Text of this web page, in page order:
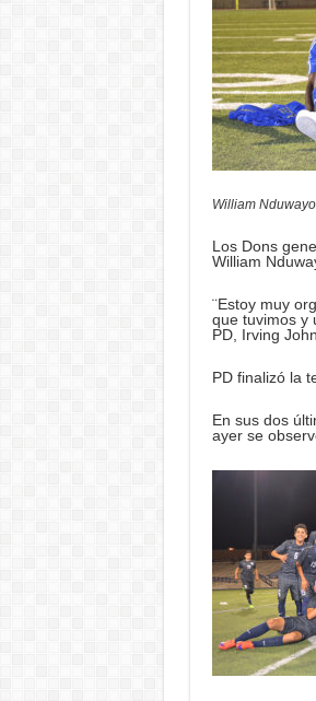
William Nduwayo
Los Dons
William
¨Estoy muy
que tuvimos y
PD, Irving
PD finalizó la
En sus dos
ayer se